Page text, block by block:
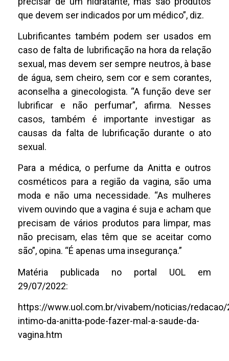
que devem ser indicados por um médico”, diz.
Lubrificantes também podem ser usados em
caso de falta de lubrificação na hora da relação
sexual, mas devem ser sempre neutros, à base
de água, sem cheiro, sem cor e sem corantes,
aconselha a ginecologista. “A função deve ser
lubrificar e não perfumar”, afirma. Nesses
casos, também é importante investigar as
causas da falta de lubrificação durante o ato
sexual.
Para a médica, o perfume da Anitta e outros
cosméticos para a região da vagina, são uma
moda e não uma necessidade. “As mulheres
vivem ouvindo que a vagina é suja e acham que
precisam de vários produtos para limpar, mas
não precisam, elas têm que se aceitar como
são”, opina. “É apenas uma insegurança.”
Matéria publicada no portal UOL em
29/07/2022:
https://www.uol.com.br/vivabem/noticias/
intimo-da-anitta-pode-fazer-mal-a-saude-da-
vagina.htm